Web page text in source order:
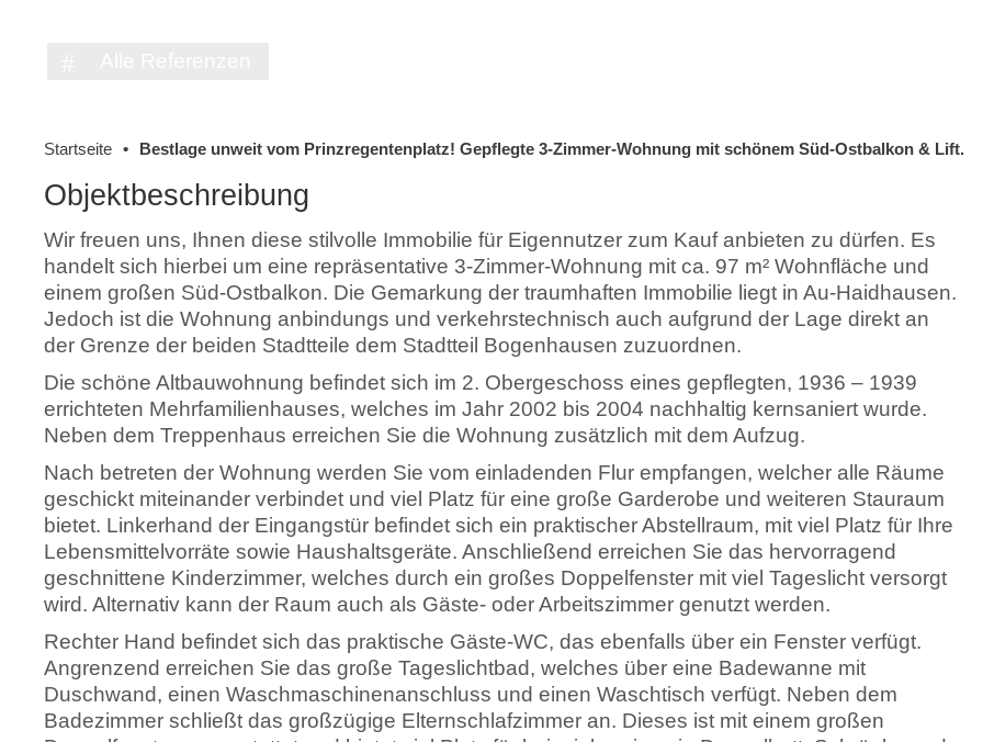
Startseite Bestlage unweit vom Prinzregentenplatz! Gepflegte 3-Zimmer-Wohnung mit schönem Süd-Ostbalkon & Lift.
Objektbeschreibung
Wir freuen uns, Ihnen diese stilvolle Immobilie für Eigennutzer zum Kauf anbieten zu dürfen. Es
handelt sich hierbei um eine repräsentative 3-Zimmer-Wohnung mit ca. 97 m² Wohnfläche und
einem großen Süd-Ostbalkon. Die Gemarkung der traumhaften Immobilie liegt in Au-Haidhausen.
Jedoch ist die Wohnung anbindungs und verkehrstechnisch auch aufgrund der Lage direkt an
der Grenze der beiden Stadtteile dem Stadtteil Bogenhausen zuzuordnen.
Die schöne Altbauwohnung befindet sich im 2. Obergeschoss eines gepflegten, 1936 – 1939
errichteten Mehrfamilienhauses, welches im Jahr 2002 bis 2004 nachhaltig kernsaniert wurde.
Neben dem Treppenhaus erreichen Sie die Wohnung zusätzlich mit dem Aufzug.
Nach betreten der Wohnung werden Sie vom einladenden Flur empfangen, welcher alle Räume
geschickt miteinander verbindet und viel Platz für eine große Garderobe und weiteren Stauraum
bietet. Linkerhand der Eingangstür befindet sich ein praktischer Abstellraum, mit viel Platz für Ihre
Lebensmittelvorräte sowie Haushaltsgeräte. Anschließend erreichen Sie das hervorragend
geschnittene Kinderzimmer, welches durch ein großes Doppelfenster mit viel Tageslicht versorgt
wird. Alternativ kann der Raum auch als Gäste- oder Arbeitszimmer genutzt werden.
Rechter Hand befindet sich das praktische Gäste-WC, das ebenfalls über ein Fenster verfügt.
Angrenzend erreichen Sie das große Tageslichtbad, welches über eine Badewanne mit
Duschwand, einen Waschmaschinenanschluss und einen Waschtisch verfügt. Neben dem
Badezimmer schließt das großzügige Elternschlafzimmer an. Dieses ist mit einem großen